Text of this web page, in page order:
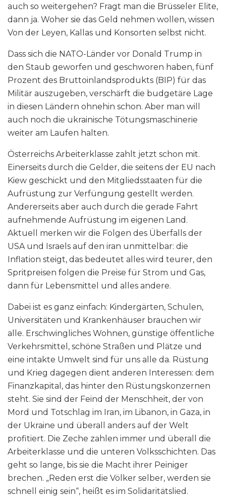
auch so weitergehen? Fragt man die Brüsseler Elite,
dann ja. Woher sie das Geld nehmen wollen, wissen
Von der Leyen, Kallas und Konsorten selbst nicht.
Dass sich die NATO-Länder vor Donald Trump in
den Staub geworfen und geschworen haben, fünf
Prozent des Bruttoinlandsprodukts (BIP) für das
Militär auszugeben, verschärft die budgetäre Lage
in diesen Ländern ohnehin schon. Aber man will
auch noch die ukrainische Tötungsmaschinerie
weiter am Laufen halten.
Österreichs Arbeiterklasse zahlt jetzt schon mit.
Einerseits durch die Gelder, die seitens der EU nach
Kiew geschickt und den Mitgliedsstaaten für die
Aufrüstung zur Verfüngung gestellt werden.
Andererseits aber auch durch die gerade Fahrt
aufnehmende Aufrüstung im eigenen Land.
Aktuell merken wir die Folgen des Überfalls der
USA und Israels auf den iran unmittelbar: die
Inflation steigt, das bedeutet alles wird teurer, den
Spritpreisen folgen die Preise für Strom und Gas,
dann für Lebensmittel und alles andere.
Dabei ist es ganz einfach: Kindergärten, Schulen,
Universitäten und Krankenhäuser brauchen wir
alle. Erschwingliches Wohnen, günstige öffentliche
Verkehrsmittel, schöne Straßen und Plätze und
eine intakte Umwelt sind für uns alle da. Rüstung
und Krieg dagegen dient anderen Interessen: dem
Finanzkapital, das hinter den Rüstungskonzernen
steht. Sie sind der Feind der Menschheit, der von
Mord und Totschlag im Iran, im Libanon, in Gaza, in
der Ukraine und überall anders auf der Welt
profitiert. Die Zeche zahlen immer und überall die
Arbeiterklasse und die unteren Volksschichten. Das
geht so lange, bis sie die Macht ihrer Peiniger
brechen. „Reden erst die Völker selber, werden sie
schnell einig sein“, heißt es im Solidaritätslied.